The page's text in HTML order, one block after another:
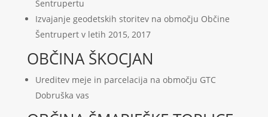
Šentrupertu
Izvajanje geodetskih storitev na območju Občine
Šentrupert v letih 2015, 2017
OBČINA ŠKOCJAN
Ureditev meje in parcelacija na območju GTC
Dobruška vas